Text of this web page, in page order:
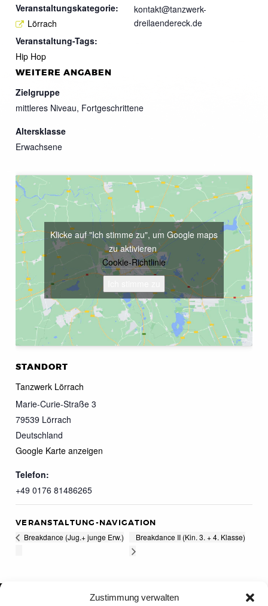
Zustimmung verwalten
Veranstaltungskategorie:
Lörrach
Veranstaltung-Tags:
Hip Hop
kontakt@tanzwerk-
dreilaendereck.de
WEITERE ANGABEN
Zielgruppe
mittleres Niveau, Fortgeschrittene
Altersklasse
Erwachsene
STANDORT
Tanzwerk Lörrach
Marie-Curie-Straße 3
79539 Lörrach
Deutschland
Google Karte anzeigen
Telefon:
+49 0176 81486265
Klicke auf "Ich stimme zu", um Google maps
zu aktivieren
Cookie-Richtlinie
VERANSTALTUNG-NAVIGATION
Breakdance (Jug.+ junge Erw.) Breakdance II (Kin. 3. + 4. Klasse)